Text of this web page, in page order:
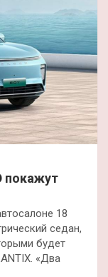
покажут
18
седан,
будет
«Два